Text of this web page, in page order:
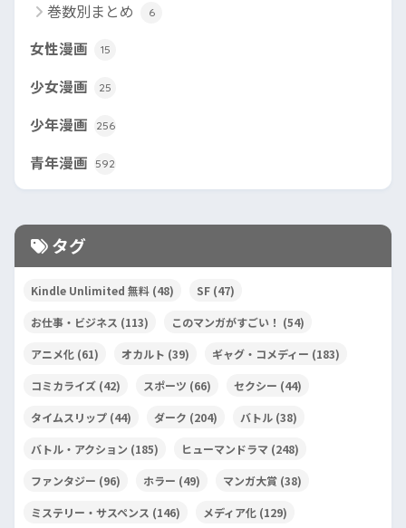
巻数別まとめ 6
女性漫画 15
少女漫画 25
少年漫画 256
青年漫画 592
タグ
Kindle Unlimited 無料 (48) SF (47)
お仕事・ビジネス (113) このマンガがすごい！ (54)
アニメ化 (61) オカルト (39) ギャグ・コメディー (183)
コミカライズ (42) スポーツ (66) セクシー (44)
タイムスリップ (44) ダーク (204) バトル (38)
バトル・アクション (185) ヒューマンドラマ (248)
ファンタジー (96) ホラー (49) マンガ大賞 (38)
ミステリー・サスペンス (146) メディア化 (129)